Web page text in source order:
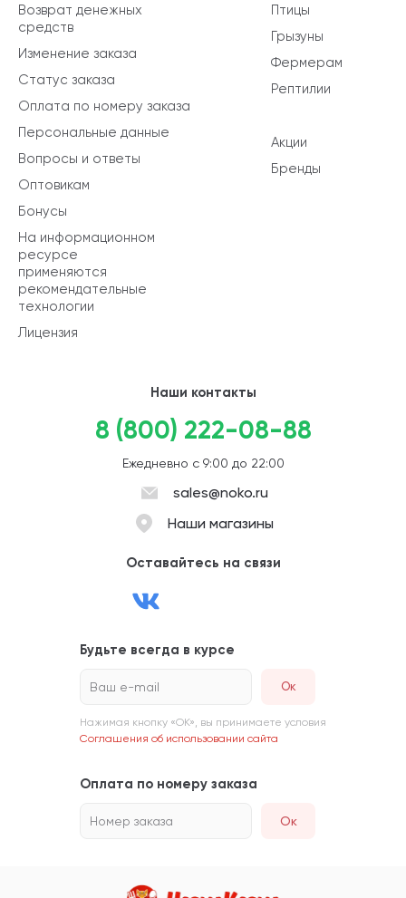
Птицы
Грызуны
Фермерам
Рептилии
Акции
Бренды
Возврат денежных
средств
Изменение заказа
Статус заказа
Оплата по номеру заказа
Персональные данные
Вопросы и ответы
Оптовикам
Бонусы
На информационном
ресурсе
применяются
рекомендательные
технологии
Лицензия
Наши контакты
8 (800) 222-08-88
Ежедневно с 9:00 до 22:00
sales@noko.ru
Наши магазины
Оставайтесь на связи
Будьте всегда в курсе
Ваш e-mail
Нажимая кнопку «ОК», вы принимаете условия
Соглашения об использовании сайта
Оплата по номеру заказа
Номер заказа Ок